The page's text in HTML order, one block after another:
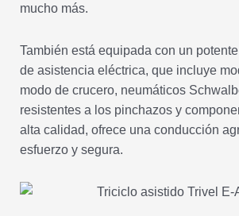
mucho más.
También está equipada con un
de asistencia eléctrica, que incluye
modo de crucero, neumáticos
resistentes a los pinchazos y
alta calidad, ofrece una conducción
esfuerzo y segura.